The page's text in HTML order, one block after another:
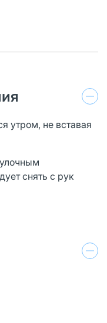
утром, не вставая
снять с рук